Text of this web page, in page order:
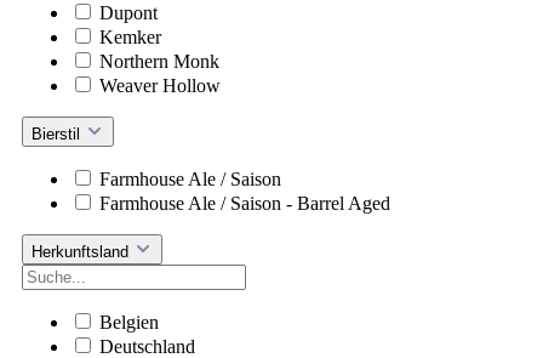
Dupont
Kemker
Northern Monk
Weaver Hollow
Bierstil
Farmhouse Ale / Saison
Farmhouse Ale / Saison - Barrel Aged
Herkunftsland
Belgien
Deutschland